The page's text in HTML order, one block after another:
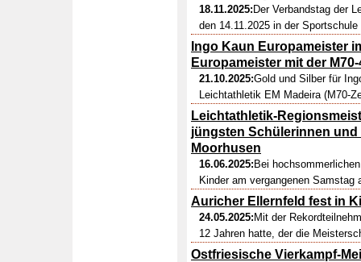
18.11.2025: Der Verbandstag der
den 14.11.2025 in der
Ingo Kaun Europameister
Europameister mit der
21.10.2025:Gold und Silber für
Leichtathletik EM Madeira (M70-
Leichtathletik-
jüngsten Schülerinnen und
Moorhusen
16.06.2025: Bei
Kinder am vergangenen
Auricher Ellernfeld fest in
24.05.2025: Mit der
12 Jahren hatte, der die
Ostfriesische Vierkampf-